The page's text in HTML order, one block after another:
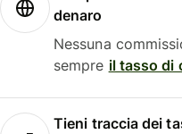
denaro
Nessuna
sempre il tasso di
Tieni traccia dei